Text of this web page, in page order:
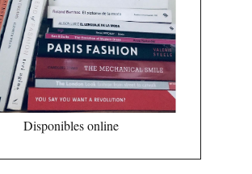
Disponibles online